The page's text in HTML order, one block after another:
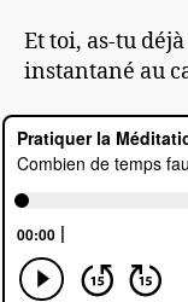
Et toi, as-tu
instantané au